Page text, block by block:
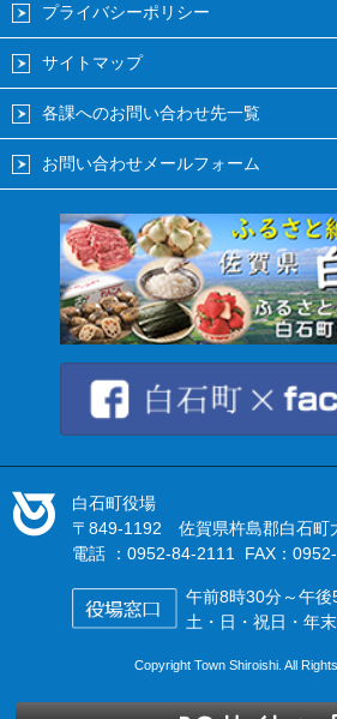
プライバシーポリシー
サイトマップ
各課へのお問い合わせ先一覧
お問い合わせメールフォーム
白石町役場
〒849-1192 佐賀県杵島郡白石町
電話 ：0952-84-2111 FAX：
午前8時30分～午
土・日・祝日・年
Copyright Town Shiroishi. All